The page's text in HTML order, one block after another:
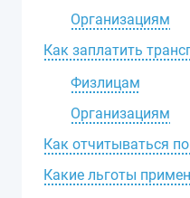
Организациям
Как заплатить
Физлицам
Организациям
Как отчитываться
Какие льготы